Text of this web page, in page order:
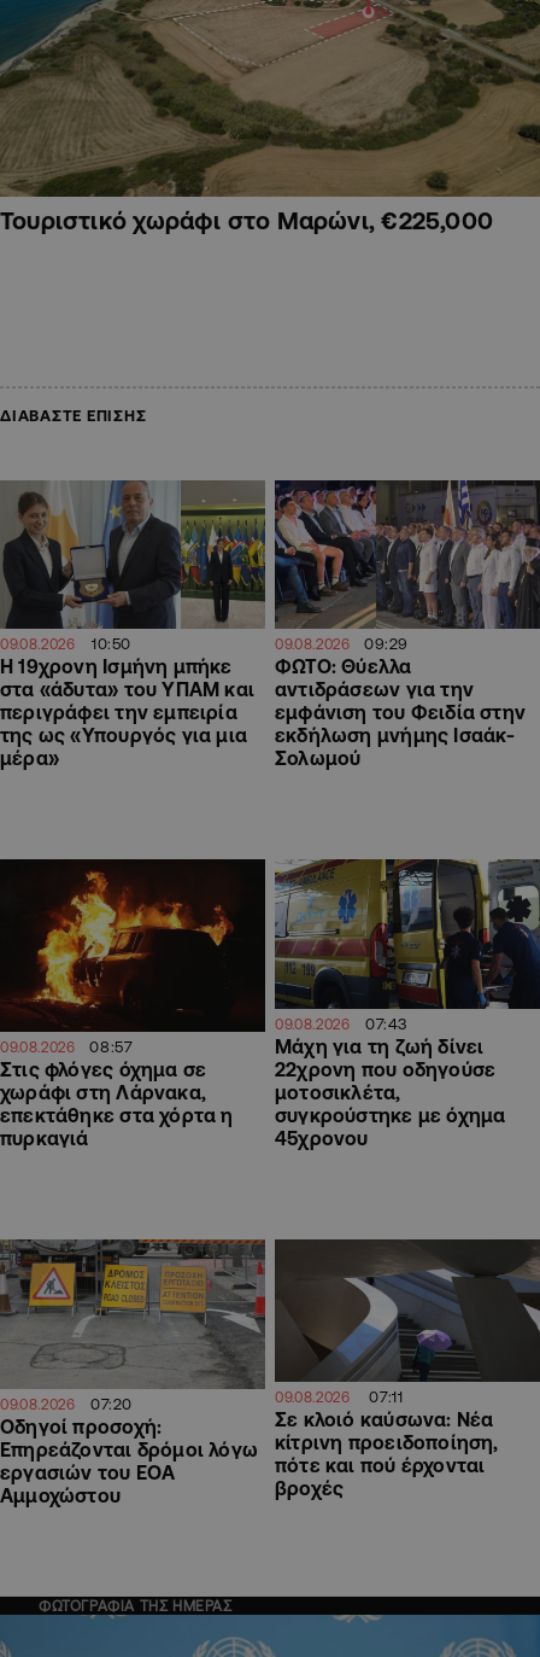
Τουριστικό χωράφι στο Μαρώνι, €225,000
ΔΙΑΒΑΣΤΕ ΕΠΙΣΗΣ
09.08.2026 10:50
Η 19χρονη Ισμήνη μπήκε
στα «άδυτα» του ΥΠΑΜ και
περιγράφει την εμπειρία
της ως «Υπουργός για μια
μέρα»
09.08.2026 09:29
ΦΩΤΟ: Θύελλα
αντιδράσεων για την
εμφάνιση του Φειδία στην
εκδήλωση μνήμης Ισαάκ-
Σολωμού
09.08.2026 08:57
Στις φλόγες όχημα σε
χωράφι στη Λάρνακα,
επεκτάθηκε στα χόρτα η
πυρκαγιά
09.08.2026 07:43
Μάχη για τη ζωή δίνει
22χρονη που οδηγούσε
μοτοσικλέτα,
συγκρούστηκε με όχημα
45χρονου
09.08.2026 07:20
Οδηγοί προσοχή:
Επηρεάζονται δρόμοι λόγω
εργασιών του ΕΟΑ
Αμμοχώστου
09.08.2026 07:11
Σε κλοιό καύσωνα: Νέα
κίτρινη προειδοποίηση,
πότε και πού έρχονται
βροχές
ΦΩΤΟΓΡΑΦΙΑ ΤΗΣ ΗΜΕΡΑΣ